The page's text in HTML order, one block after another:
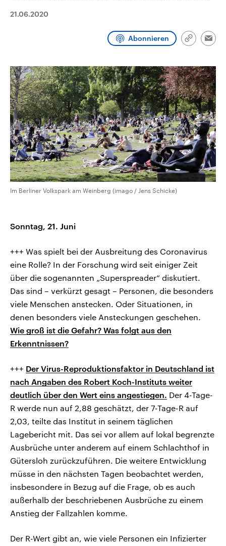
und Hintergründe zu den Parteien
und Kandidaten der anstehenden
Sendungen
21.06.2020
Abonnieren
Link
Im Berliner Volkspark am Weinberg (imago / Jens Schicke)
Sonntag, 21. Juni
+++ Was spielt bei der Ausbreitung des Coronavirus
eine Rolle? In der Forschung wird seit einiger Zeit
über die sogenannten „Superspreader“ diskutiert.
Das sind – verkürzt gesagt – Personen, die besonders
viele Menschen anstecken. Oder Situationen, in
denen besonders viele Ansteckungen geschehen.
Wie groß ist die Gefahr? Was folgt aus den
Erkenntnissen?
+++ Der Virus-Reproduktionsfaktor in Deutschland ist
nach Angaben des Robert Koch-Instituts weiter
deutlich über den Wert eins angestiegen. Der 4-Tage-
R werde nun auf 2,88 geschätzt, der 7-Tage-R auf
2,03, teilte das Institut in seinem täglichen
Lagebericht mit. Das sei vor allem auf lokal begrenzte
Ausbrüche unter anderem auf einem Schlachthof in
Gütersloh zurückzuführen. Die weitere Entwicklung
müsse in den nächsten Tagen beobachtet werden,
insbesondere in Bezug auf die Frage, ob es auch
außerhalb der beschriebenen Ausbrüche zu einem
Anstieg der Fallzahlen komme.
Der R-Wert gibt an, wie viele Personen ein Infizierter